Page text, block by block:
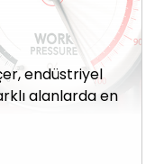
endüstriyel
alanlarda en